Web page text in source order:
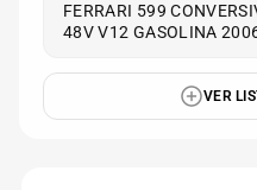
FERRARI 599
48V V12 GASOLINA
VER